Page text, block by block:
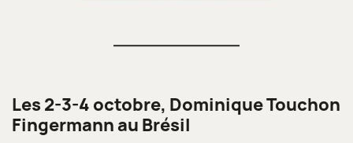
Les 2-3-4 octobre, Dominique Touchon
Fingermann au Brésil